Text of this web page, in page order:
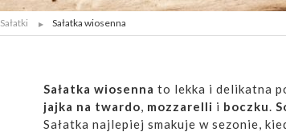
Sałatki Sałatka wiosenna
Sałatka wiosenna to lekka i delikatna
jajka na twardo, mozzarelli i boczku.
Sałatka najlepiej smakuje w sezonie,